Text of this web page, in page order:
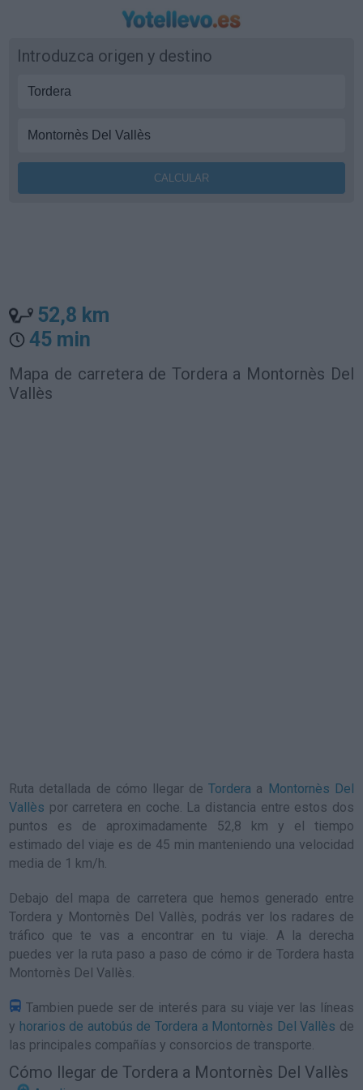
Introduzca origen y destino
52,8 km
45 min
Mapa de carretera de Tordera a Montornès Del
Vallès
Ruta detallada de cómo llegar deTordera a Montornès Del
Vallès por carretera en coche. La distancia entre estos dos
puntos es de aproximadamente 52,8 km y el tiempo
estimado del viaje es de 45 min manteniendo una velocidad
media de 1 km/h.
Debajo del mapa de carretera que hemos generado entre
Tordera y Montornès Del Vallès, podrás ver los radares de
tráfico que te vas a encontrar en tu viaje. A la derecha
puedes ver la ruta paso a paso de cómo ir de Tordera hasta
Montornès Del Vallès.
Tambien puede ser de interés para su viaje ver las líneas
y horarios de autobús de Tordera a Montornès Del Vallès de
las principales compañías y consorcios de transporte.
Cómo llegar de Tordera a Montornès Del Vallès